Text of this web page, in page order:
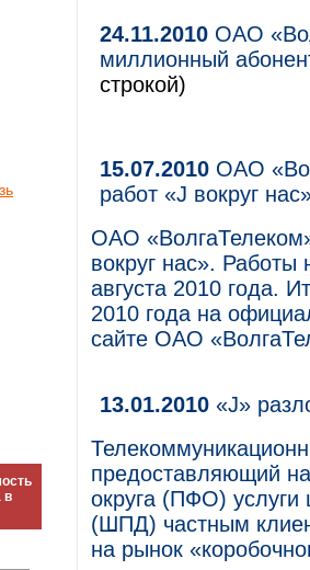
в
24.11.2010 ОАО
миллионный
строкой)
15.07.2010 ОАО
работ «J вокруг
ОАО
вокруг нас».
августа 2010 года.
2010 года на
сайте ОАО
13.01.2010 «J»
предоставляющий
округа (ПФО) услуги
(ШПД) частным
на рынок